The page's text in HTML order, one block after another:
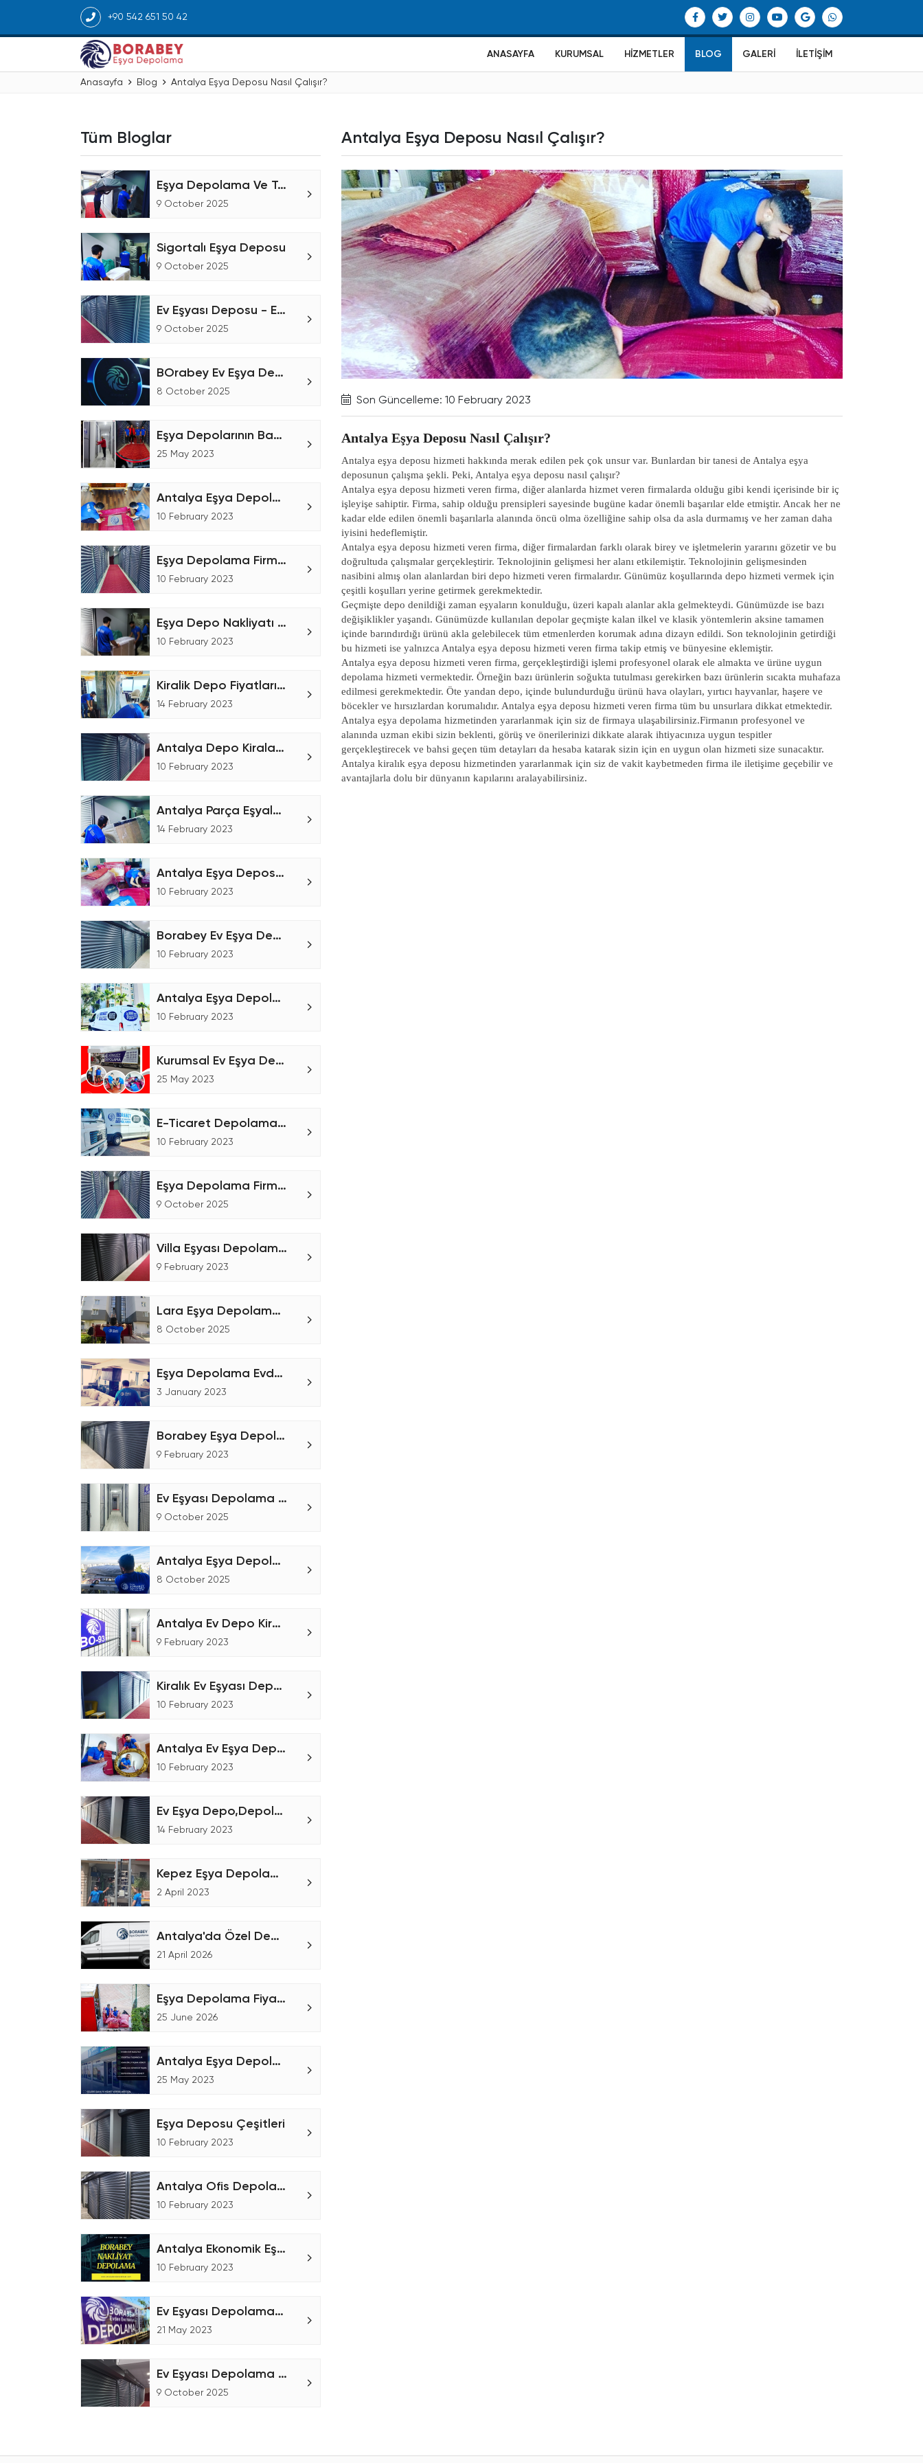
+90 542 651 50 42
ANASAYFA KURUMSAL HIZMETLER BLOG GALERI İLETIŞIM
Anasayfa Blog Antalya Eşya Deposu Nasıl Çalışır?
Tüm Bloglar
Eşya Depolama Ve Taşıma Şirketiyiz
9 October 2025
Sigortalı Eşya Deposu
9 October 2025
Ev Eşyası Deposu - Eşya Depolama
9 October 2025
BOrabey Ev Eşya Depolama
8 October 2025
Eşya Depolarının Bakımı
25 May 2023
Antalya Eşya Depolama Talebin'de Bulunmanız
10 February 2023
Eşya Depolama Firmaları Seçerken Dikkat Etmeniz Gerekenler!
10 February 2023
Eşya Depo Nakliyatı - Eşya Depolama
10 February 2023
Kiralik Depo Fiyatları Nasıl Hesaplanır?
14 February 2023
Antalya Depo Kiralama Şirketiyiz
10 February 2023
Antalya Parça Eşyalar için Nakliyat Hizmeti
14 February 2023
Antalya Eşya Deposu Nasıl Çalışır?
10 February 2023
Borabey Ev Eşya Depolama Tesisi
10 February 2023
Antalya Eşya Depolama Fiyatları
10 February 2023
Kurumsal Ev Eşya Depolama
25 May 2023
E-Ticaret Depolama Ne Demektir
10 February 2023
Eşya Depolama Firmaları
9 October 2025
Villa Eşyası Depolama Hizmeti - Eşya Depolama
9 February 2023
Lara Eşya Depolama Fiyatları
8 October 2025
Eşya Depolama Evden Eve Nakliyat
3 January 2023
Borabey Eşya Depolama Şirketi
9 February 2023
Ev Eşyası Depolama İşlemleri
9 October 2025
Antalya Eşya Depolama Hizmetleri
8 October 2025
Antalya Ev Depo Kiralama
9 February 2023
Kiralık Ev Eşyası Deposu
10 February 2023
Antalya Ev Eşya Depolama Fiyatları
10 February 2023
Ev Eşya Depo,Depolama Firmaları
14 February 2023
Kepez Eşya Depolama Fiyatları
2 April 2023
Antalya'da Özel Depolama Hizmetleri
21 April 2026
Eşya Depolama Fiyatları Nasıl Hesaplanır?
25 June 2026
Antalya Eşya Depolama Firması
25 May 2023
Eşya Deposu Çeşitleri
10 February 2023
Antalya Ofis Depolama Hizmetleri
10 February 2023
Antalya Ekonomik Eşya Depoları
10 February 2023
Ev Eşyası Depolama-Nakliye Ücretleri
21 May 2023
Ev Eşyası Depolama Hizmetleri
9 October 2025
Antalya Eşya Deposu Nasıl Çalışır?
Son Güncelleme: 10 February 2023
Antalya Eşya Deposu Nasıl Çalışır?
Antalya eşya deposu hizmeti hakkında merak edilen pek çok unsur var. Bunlardan bir tanesi de Antalya eşya
deposunun çalışma şekli. Peki, Antalya eşya deposu nasıl çalışır?
Antalya eşya deposu hizmeti veren firma, diğer alanlarda hizmet veren firmalarda olduğu gibi kendi içerisinde bir iç
işleyişe sahiptir. Firma, sahip olduğu prensipleri sayesinde bugüne kadar önemli başarılar elde etmiştir. Ancak her ne
kadar elde edilen önemli başarılarla alanında öncü olma özelliğine sahip olsa da asla durmamış ve her zaman daha
iyisini hedeflemiştir.
Antalya eşya deposu hizmeti veren firma, diğer firmalardan farklı olarak birey ve işletmelerin yararını gözetir ve bu
doğrultuda çalışmalar gerçekleştirir. Teknolojinin gelişmesi her alanı etkilemiştir. Teknolojinin gelişmesinden
nasibini almış olan alanlardan biri depo hizmeti veren firmalardır. Günümüz koşullarında depo hizmeti vermek için
çeşitli koşulları yerine getirmek gerekmektedir.
Geçmişte depo denildiği zaman eşyaların konulduğu, üzeri kapalı alanlar akla gelmekteydi. Günümüzde ise bazı
değişiklikler yaşandı. Günümüzde kullanılan depolar geçmişte kalan ilkel ve klasik yöntemlerin aksine tamamen
içinde barındırdığı ürünü akla gelebilecek tüm etmenlerden korumak adına dizayn edildi. Son teknolojinin getirdiği
bu hizmeti ise yalnızca Antalya eşya deposu hizmeti veren firma takip etmiş ve bünyesine eklemiştir.
Antalya eşya deposu hizmeti veren firma, gerçekleştirdiği işlemi profesyonel olarak ele almakta ve ürüne uygun
depolama hizmeti vermektedir. Örneğin bazı ürünlerin soğukta tutulması gerekirken bazı ürünlerin sıcakta muhafaza
edilmesi gerekmektedir. Öte yandan depo, içinde bulundurduğu ürünü hava olayları, yırtıcı hayvanlar, haşere ve
böcekler ve hırsızlardan korumalıdır. Antalya eşya deposu hizmeti veren firma tüm bu unsurlara dikkat etmektedir.
Antalya eşya depolama hizmetinden yararlanmak için siz de firmaya ulaşabilirsiniz.Firmanın profesyonel ve
alanında uzman ekibi sizin beklenti, görüş ve önerilerinizi dikkate alarak ihtiyacınıza uygun tespitler
gerçekleştirecek ve bahsi geçen tüm detayları da hesaba katarak sizin için en uygun olan hizmeti size sunacaktır.
Antalya kiralık eşya deposu hizmetinden yararlanmak için siz de vakit kaybetmeden firma ile iletişime geçebilir ve
avantajlarla dolu bir dünyanın kapılarını aralayabilirsiniz.